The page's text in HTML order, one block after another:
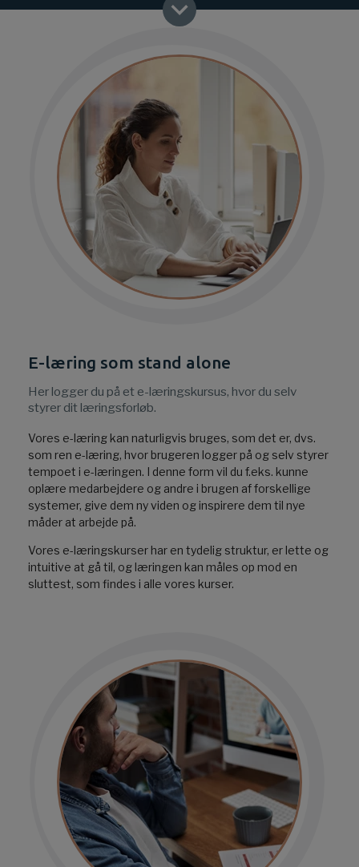
E-læring som stand alone
Her logger du på et e-læringskursus, hvor du selv
styrer dit læringsforløb.
Vores e-læring kan naturligvis bruges, som det er, dvs.
som ren e-læring, hvor brugeren logger på og selv styrer
tempoet i e-læringen. I denne form vil du f.eks. kunne
oplære medarbejdere og andre i brugen af forskellige
systemer, give dem ny viden og inspirere dem til nye
måder at arbejde på.
Vores e-læringskurser har en tydelig struktur, er lette og
intuitive at gå til, og læringen kan måles op mod en
sluttest, som findes i alle vores kurser.